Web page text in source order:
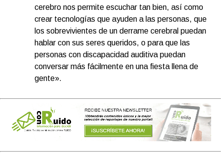
cerebro nos permite escuchar tan bien, así como
crear tecnologías que ayuden a las personas, que
los sobrevivientes de un derrame cerebral puedan
hablar con sus seres queridos, o para que las
personas con discapacidad auditiva puedan
conversar más fácilmente en una fiesta llena de
gente».